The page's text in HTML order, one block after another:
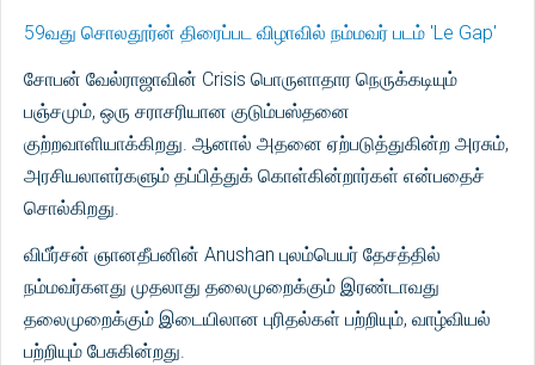
59வது சொலதூர்ன் திரைப்பட விழாவில் நம்மவர் படம் 'Le Gap'
சோபன் வேல்ராஜாவின் Crisis பொருளாதார நெருக்கடியும்
பஞ்சமும், ஒரு சராசரியான குடும்பஸ்தனை
குற்றவாளியாக்கிறது. ஆனால் அதனை ஏற்படுத்துகின்ற அரசும்,
அரசியலாளர்களும் தப்பித்துக் கொள்கின்றார்கள் என்பதைச்
சொல்கிறது.
விபீர்சன் ஞானதீபனின் Anushan புலம்பெயர் தேசத்தில்
நம்மவர்களது முதலாது தலைமுறைக்கும் இரண்டாவது
தலைமுறைக்கும் இடையிலான புரிதல்கள் பற்றியும், வாழ்வியல்
பற்றியும் பேசுகின்றது.